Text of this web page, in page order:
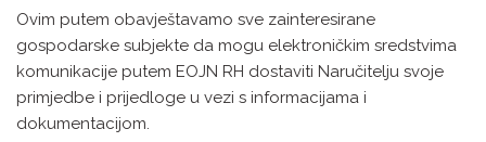
Ovim putem obavještavamo sve zainteresirane
gospodarske subjekte da mogu elektroničkim sredstvima
komunikacije putem EOJN RH dostaviti Naručitelju svoje
primjedbe i prijedloge u vezi s informacijama i
dokumentacijom.